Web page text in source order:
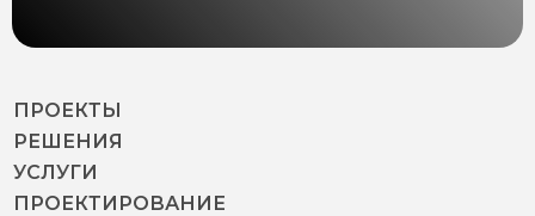
ПРОЕКТЫ
РЕШЕНИЯ
УСЛУГИ
ПРОЕКТИРОВАНИЕ